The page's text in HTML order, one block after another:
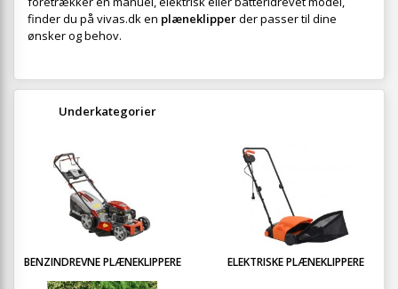
finder du på vivas.dk en plæneklipperder passer til dine
ønsker og behov.
Underkategorier
BENZINDREVNE PLÆNEKLIPPERE ELEKTRISKE PLÆNEKLIPPERE